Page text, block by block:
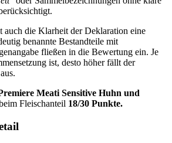
auch die Klarheit der Deklaration eine
benannte Bestandteile mit
fließen in die Bewertung ein. Je
ist, desto höher fällt der
Meati Sensitive Huhn und
Fleischanteil 18/30 Punkte.